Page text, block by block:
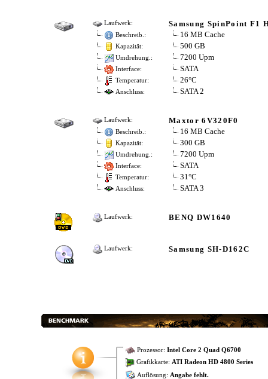
Laufwerk: Samsung SpinPoint F1
Beschreib.: 16 MB Cache
Kapazität: 500 GB
Umdrehung.: 7200 Upm
Interface: SATA
Temperatur: 26°C
Anschluss: SATA 2
Laufwerk: Maxtor 6V320F0
Beschreib.: 16 MB Cache
Kapazität: 300 GB
Umdrehung.: 7200 Upm
Interface: SATA
Temperatur: 31°C
Anschluss: SATA 3
Laufwerk: BENQ DW1640
Laufwerk: Samsung SH-D162C
Prozessor: Intel Core 2 Quad Q6700
Grafikkarte: ATI Radeon HD 4800 Series
Auflösung: Angabe fehlt.